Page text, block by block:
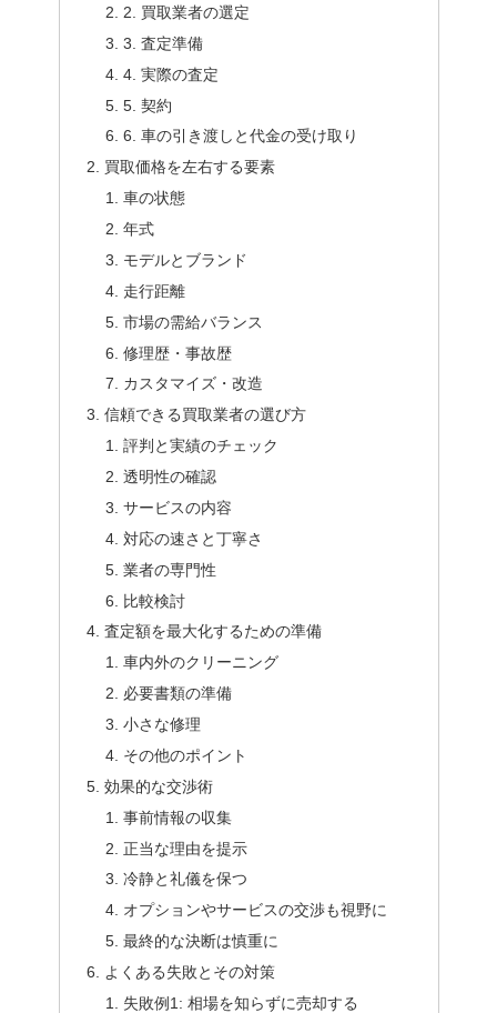
2. 買取業者の選定
3. 査定準備
4. 実際の査定
5. 契約
6. 車の引き渡しと代金の受け取り
買取価格を左右する要素
車の状態
年式
モデルとブランド
走行距離
市場の需給バランス
修理歴・事故歴
カスタマイズ・改造
信頼できる買取業者の選び方
評判と実績のチェック
透明性の確認
サービスの内容
対応の速さと丁寧さ
業者の専門性
比較検討
査定額を最大化するための準備
車内外のクリーニング
必要書類の準備
小さな修理
その他のポイント
効果的な交渉術
事前情報の収集
正当な理由を提示
冷静と礼儀を保つ
オプションやサービスの交渉も視野に
最終的な決断は慎重に
よくある失敗とその対策
失敗例1: 相場を知らずに売却する